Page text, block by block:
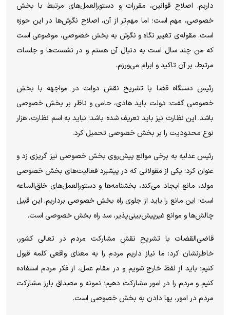
داریم. اصلاح قوانین، مقررات و دستورالعمل‌های مرتبط با بخش
خصوصی، مهم است؛ اما مهم‌تر از آن، اصلاح نگرش‌ها در این حوزه
است. مقوله‌ی تغییر نگاه و نگرش به بخش خصوصی، موضوعی است
که من چند سال است به دنبال آن هستم و در نشست‌ها و جلسات
مرتبط، بر آن تاکید و ابرام می‌ورزم.
رئیس دستگاه قضا با تشریح نقش دولت در مواجهه با بخش
خصوصی گفت: دولت باید هادی، حامی و ناظر بر بخش خصوصی
باشد. این نظارت نیز باید تعریف شده باشد؛ نباید به اسم نظارت، هزار
نوع محدودیت را بر بخش خصوصی تحمیل کرد.
رئیس عدلیه به برخی موانع پیش‌روی بخش خصوصی نیز گریزی زد و
عنوان کرد: یکی از مقولاتی که در پیشبرد فعالیت‌های بخش خصوصی
مولد، مانع ایجاد می‌کند، بخشنامه‌ها و دستورالعمل‌های خلق‌الساعه
است؛ این مانع را باید از جلوی راه بخش خصوصی برداریم. این قبیل
چالش‌ها و موانع غیرپیش‌بینی‌پذیر، سد راه بخش خصوصی است.
قاضی‌القضات با تشریح نقش مشارکت مردم در تعالی کشور،
خاطرنشان کرد: ما نیاز داریم مردم را به معنای واقعی کلمه قبول
کنیم؛ باید از لفظ خارج شویم و در مقام عمل، از فکر مردم استفاده
کنیم و مردم را در امور مشارکت دهیم؛ نمونه و مصداق بارز مشارکت
مردم در امور، بها دادن به بخش خصوصی است.